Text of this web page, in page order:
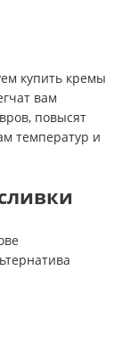
купить кремы
вам
повысят
температур и